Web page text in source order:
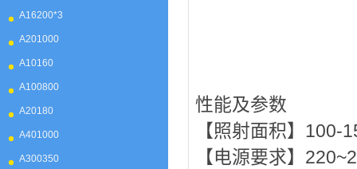
A16200*3
A201000
A10160
A100800
A20180
A401000
A300350
性能及参数
【照射面积】100-
【电源要求】